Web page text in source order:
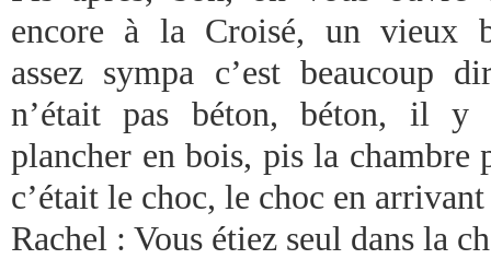
encore à la Croisé, un vieux
assez sympa c’est beaucoup
n’était pas béton, béton, il y
plancher en bois, pis la chambre
c’était le choc, le choc en
Rachel : Vous étiez seul dans la